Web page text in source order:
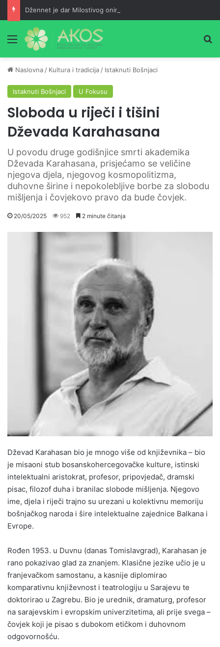
Meni
Naslovna / Kultura i tradicija / Istaknuti Bošnjaci
Istaknuti Bošnjaci U Fokusu
Sloboda u riječi i tišini
Dževada Karahasana
U povodu druge godišnjice smrti akademika
Dževada Karahasana, prisjećamo se veličine
njegova djela, njegovog kosmopolitizma,
duhovne širine i nepokolebljive borbe za slobodu
mišljenja i čovjekovo pravo da bude čovjek.
20/05/2025 952 2 minute čitanja
Dževad Karahasan bio je mnogo više od književnika – bio
je misaoni stub bosanskohercegovačke kulture, istinski
intelektualni aristokrat, profesor, pripovjedač, dramski
pisac, filozof duha i branilac slobode mišljenja. Njegovo
ime, djela i riječi trajno su urezani u kolektivnu memoriju
bošnjačkog naroda i šire intelektualne zajednice Balkana i
Evrope.
Rođen 1953. u Duvnu (danas Tomislavgrad), Karahasan je
rano pokazivao glad za znanjem. Klasične jezike učio je u
franjevačkom samostanu, a kasnije diplomirao
komparativnu književnost i teatrologiju u Sarajevu te
doktorirao u Zagrebu. Bio je urednik, dramaturg, profesor
na sarajevskim i evropskim univerzitetima, ali prije svega –
čovjek koji je pisao s dubokom etičkom i duhovnom
odgovornošću.